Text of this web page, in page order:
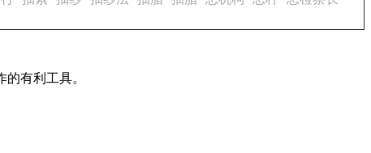
有利工具。